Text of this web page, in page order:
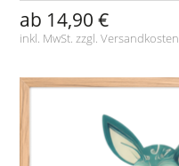
ab 14,90 €
inkl. MwSt. zzgl.Versandkosten